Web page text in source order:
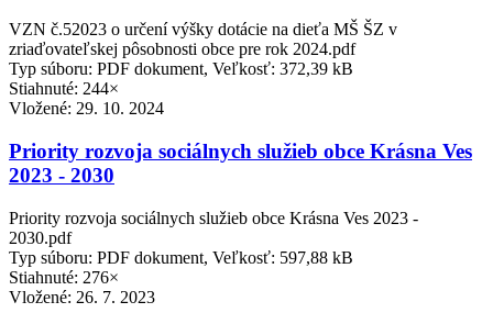
VZN č.52023 o určení výšky dotácie na dieťa MŠ ŠZ v
zriaďovateľskej pôsobnosti obce pre rok 2024.pdf
Typ súboru: PDF dokument, Veľkosť: 372,39 kB
Stiahnuté: 244×
Vložené: 29. 10. 2024
Priority rozvoja sociálnych služieb obce Krásna Ves
2023 - 2030
Priority rozvoja sociálnych služieb obce Krásna Ves 2023 -
2030.pdf
Typ súboru: PDF dokument, Veľkosť: 597,88 kB
Stiahnuté: 276×
Vložené: 26. 7. 2023